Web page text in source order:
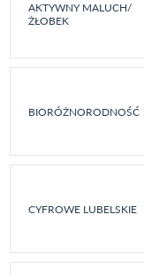
AKTYWNY MALUCH/
ŻŁOBEK
BIORÓŻNORODNOŚĆ
CYFROWE LUBELSKIE